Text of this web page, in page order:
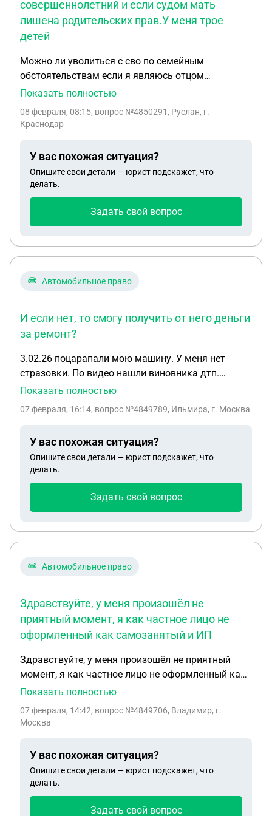
совершеннолетний и если судом мать
лишена родительских прав.У меня трое
детей
Можно ли уволиться с сво по семейным
обстоятельствам если я являюсь отцом
одиночкой но один из детей совершеннолетний и
меня трое детей. Заранее благодарю.
Показать полностью
08 февраля, 08:15, вопрос №4850291, Руслан, г.
Краснодар
У вас похожая ситуация?
Опишите свои детали — юрист подскажет, что
делать.
Задать свой вопрос
Автомобильное право
И если нет, то смогу получить от него деньги
за ремонт?
3.02.26 поцарапали мою машину. У меня нет
стразовки. По видео нашли виновника дтп.
Созвонились и договорились что оплатит ремонт.
42тысячи. 6.02.26 заявляет виновник дтп что не
и всё. Есть голосовое смс что даст такую сумму.
Если я сейчас напишу заявление на него. Могут ли
и меня лишить прав что я уехал с места дтп? И
Показать полностью
07 февраля, 16:14, вопрос №4849789, Ильмира, г. Москва
У вас похожая ситуация?
Опишите свои детали — юрист подскажет, что
делать.
Задать свой вопрос
Автомобильное право
Здравствуйте, у меня произошёл не
приятный момент, я как частное лицо не
оформленный как самозанятый и ИП
Здравствуйте, у меня произошёл не приятный
момент, я как частное лицо не оформленный как
самозанятый и ИП решил потаксовать вошёл В
пассажира от места до места и на конечном
вышел и пошёл в неизвестном направлении,
сотрудник ДПС пригласил меня в их автомобиль,
проверили документы сказали все в порядке и
попросили пройти в соседнюю Газель(был рейд),
Показать полностью
07 февраля, 14:42, вопрос №4849706, Владимир, г.
Москва
У вас похожая ситуация?
Опишите свои детали — юрист подскажет, что
делать.
Задать свой вопрос